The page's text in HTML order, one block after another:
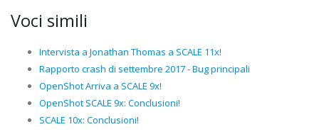
Voci simili
Intervista a Jonathan Thomas a SCALE 11x!
Rapporto crash di settembre 2017 - Bug principali
OpenShot Arriva a SCALE 9x!
OpenShot SCALE 9x: Conclusioni!
SCALE 10x: Conclusioni!